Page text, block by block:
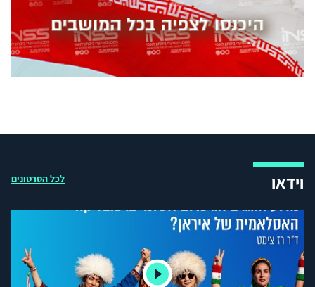
וידאו לכל הסרטונים